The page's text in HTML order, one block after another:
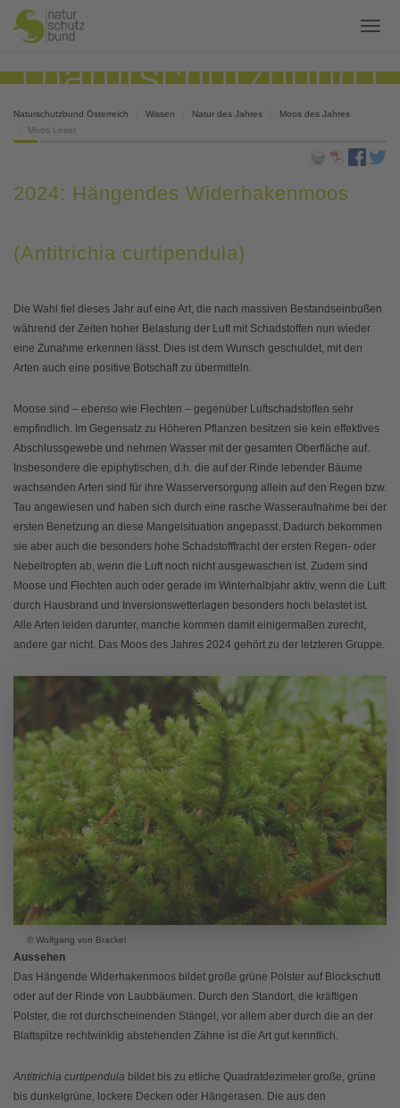
Naturschutzbund Österreich Wissen Natur des Jahres
Moos des Jahres
Moos Leser
2024: Hängendes Widerhakenmoos
(Antitrichia curtipendula)
Die Wahl fiel dieses Jahr auf eine Art, die nach massiven Bestandseinbußen
während der Zeiten hoher Belastung der Luft mit Schadstoffen nun wieder
eine Zunahme erkennen lässt. Dies ist dem Wunsch geschuldet, mit den
Arten auch eine positive Botschaft zu übermitteln.
Moose sind – ebenso wie Flechten – gegenüber Luftschadstoffen sehr
empfindlich. Im Gegensatz zu Höheren Pflanzen besitzen sie kein effektives
Abschlussgewebe und nehmen Wasser mit der gesamten Oberfläche auf.
Insbesondere die epiphytischen, d.h. die auf der Rinde lebender Bäume
wachsenden Arten sind für ihre Wasserversorgung allein auf den Regen bzw.
Tau angewiesen und haben sich durch eine rasche Wasseraufnahme bei der
ersten Benetzung an diese Mangelsituation angepasst. Dadurch bekommen
sie aber auch die besonders hohe Schadstofffracht der ersten Regen- oder
Nebeltropfen ab, wenn die Luft noch nicht ausgewaschen ist. Zudem sind
Moose und Flechten auch oder gerade im Winterhalbjahr aktiv, wenn die Luft
durch Hausbrand und Inversionswetterlagen besonders hoch belastet ist.
Alle Arten leiden darunter, manche kommen damit einigermaßen zurecht,
andere gar nicht. Das Moos des Jahres 2024 gehört zu der letzteren Gruppe.
© Wolfgang von Brackel
Aussehen
Das Hängende Widerhakenmoos bildet große grüne Polster auf Blockschutt
oder auf der Rinde von Laubbäumen. Durch den Standort, die kräftigen
Polster, die rot durchscheinenden Stängel, vor allem aber durch die an der
Blattspitze rechtwinklig abstehenden Zähne ist die Art gut kenntlich.
Antitrichia curtipendula bildet bis zu etliche Quadratdezimeter große, grüne
bis dunkelgrüne, lockere Decken oder Hängerasen. Die aus den